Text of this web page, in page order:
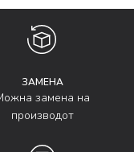
ЗАМЕНА
замена на
производот